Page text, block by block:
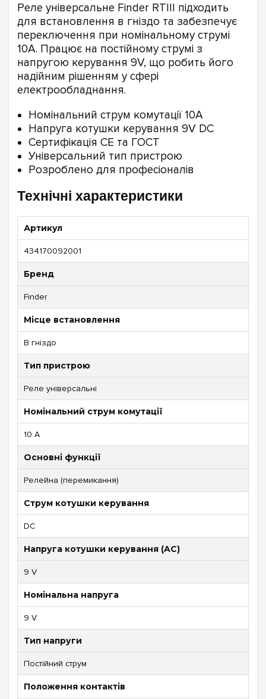
Реле універсальне Finder RTIII підходить
для встановлення в гніздо та забезпечує
переключення при номінальному струмі
10А. Працює на постійному струмі з
напругою керування 9V, що робить його
надійним рішенням у сфері
електрообладнання.
Номінальний струм комутації 10А
Напруга котушки керування 9V DC
Сертифікація CE та ГОСТ
Універсальний тип пристрою
Розроблено для професіоналів
Технічні характеристики
Артикул
434170092001
Бренд
Finder
Місце встановлення
В гніздо
Тип пристрою
Реле універсальні
Номінальний струм комутації
10 А
Основні функції
Релейна (перемикання)
Струм котушки керування
DC
Напруга котушки керування (AC)
9 V
Номінальна напруга
9 V
Тип напруги
Постійний струм
Положення контактів